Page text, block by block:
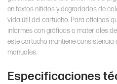
en textos nítidos y degradados de
vida útil del cartucho. Para oficinas
informes con gráficos o materiales
este cartucho mantiene
manuales.
Especificaciones